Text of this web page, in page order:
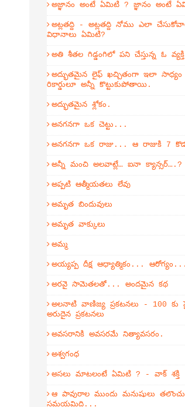
అజ్ఞానం అంటే ఏమిటి ? జ్ఞానం అంటే
అట్లతద్ది - అట్లతద్ది నోము ఎలా
విధానాలు ఏమిటి?
అతి శీతల గిడ్డంగిలో పని చేస్తున్న ఓ
అద్భుతమైన లైఫ్ ఖచ్చితంగా ఇలా
రికార్డులూ అన్నీ కొట్టుకుపోతాయి.
అద్భుతమైన శ్లోకం.
అనగనగా ఒక చెట్టు...
అనగనగా ఒక రాజు... ఆ రాజుకి 7
అన్నీ మంచి అలవాట్లే… ఐనా క్యాన్సర్….?
అప్పటి ఆత్మీయతలు లేవు
అమృత బిందువులు
అమృత వాక్కులు
అమ్మ
అయ్యప్ప దీక్ష ఆధ్యాత్మికం...
అరవై సామెతలతో... అందమైన కథ
అలనాటి వాణిజ్య ప్రకటనలు - 100
అరుదైన ప్రకటనలు
అవసరానికి అవసరమే నిత్యావసరం.
అశ్వగంధ
అసలు మాటలంటే ఏమిటి ? - వాక్ శక్తి
ఆ పావురాల ముందు మనుషులు
సమయమిది...